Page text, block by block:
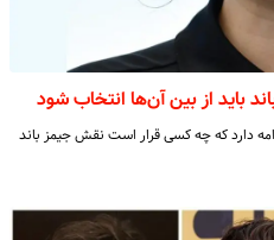
دارد که چه کسی قرار است نقش جیمز باند